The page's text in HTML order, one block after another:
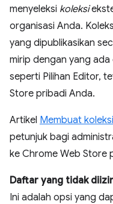
menyeleksi koleksi
organisasi Anda.
yang dipublikasikan
mirip dengan yang
seperti Pilihan Editor,
Store pribadi Anda.
Artikel Membuat
petunjuk bagi
ke Chrome Web Store
Daftar yang tidak
Ini adalah opsi yang